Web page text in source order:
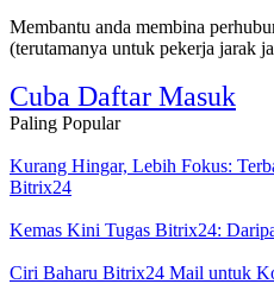
Membantu anda membina
(terutamanya untuk pekerja jarak
Cuba Daftar Masuk
Paling Popular
Kurang Hingar, Lebih Fokus:
Bitrix24
Kemas Kini Tugas Bitrix24:
Ciri Baharu Bitrix24 Mail untuk